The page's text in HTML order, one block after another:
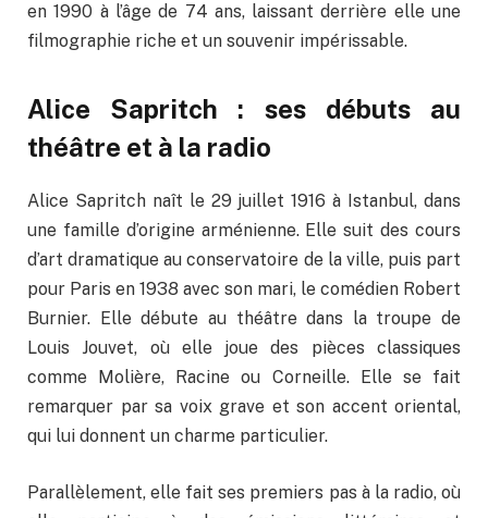
en 1990 à l’âge de 74 ans, laissant derrière elle une
filmographie riche et un souvenir impérissable.
Alice Sapritch : ses débuts au
théâtre et à la radio
Alice Sapritch naît le 29 juillet 1916 à Istanbul, dans
une famille d’origine arménienne. Elle suit des cours
d’art dramatique au conservatoire de la ville, puis part
pour Paris en 1938 avec son mari, le comédien Robert
Burnier. Elle débute au théâtre dans la troupe de
Louis Jouvet, où elle joue des pièces classiques
comme Molière, Racine ou Corneille. Elle se fait
remarquer par sa voix grave et son accent oriental,
qui lui donnent un charme particulier.
Parallèlement, elle fait ses premiers pas à la radio, où